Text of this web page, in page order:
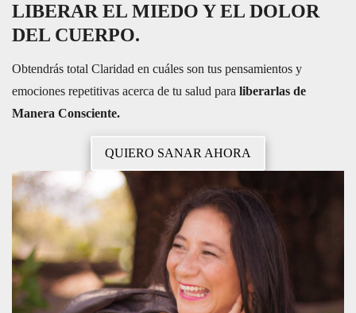
LIBERAR EL MIEDO Y EL DOLOR
DEL CUERPO.
Obtendrás total Claridad en cuáles son tus pensamientos y
emociones repetitivas acerca de tu salud para liberarlas de
Manera Consciente.
QUIERO SANAR AHORA